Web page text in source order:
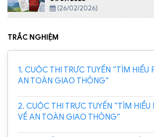
(26/02/2026)
TRẮC NGHIỆM
1. CUỘC THI TRỰC TUYẾN “TÌM HIỂU
AN TOÀN GIAO THÔNG”
2. CUỘC THI TRỰC TUYẾN “TÌM HIỂU
VỀ AN TOÀN GIAO THÔNG”